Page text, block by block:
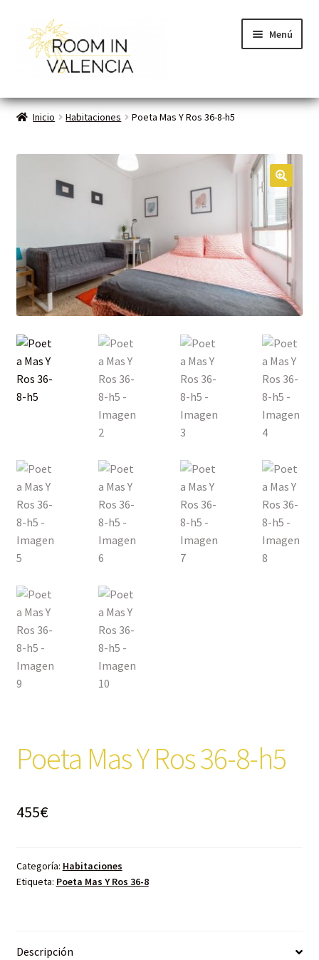
Menú
Inicio
Planes VLC
Mi cuenta
Inicio Habitaciones Poeta Mas Y Ros 36-8-h5
🔍
Poeta Mas Y Ros 36-8-h5
455€
Categoría: Habitaciones
Etiqueta: Poeta Mas Y Ros 36-8
Descripción